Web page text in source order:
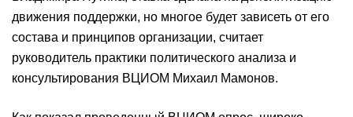
движения поддержки, но многое будет зависеть от его
состава и принципов организации, считает
руководитель практики политического анализа и
консультирования ВЦИОМ Михаил Мамонов.